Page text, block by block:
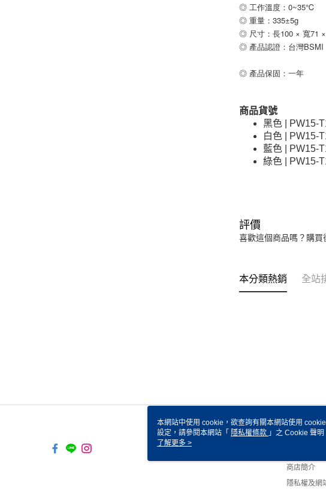
◎ 工作溫度：0~35℃
◎ 重量：335±5g
◎ 尺寸：長100 × 寬71
◎ 產品認證：台灣BSMI
◎ 產品保固：一年
商品貨號
黑色 | PW15-
白色 | PW15-
藍色 | PW15-
綠色 | PW15-
評價
喜歡這個商品嗎？購買
本分類熱銷 全站
關於我們
商店簡介
隱私權及網
本網站中使用 cookie，欲查詢有關本網站使用
設定，請參閱本網站「 隱私權條款 」之 Cookie 聲
使用 cookie。
了解更多 >